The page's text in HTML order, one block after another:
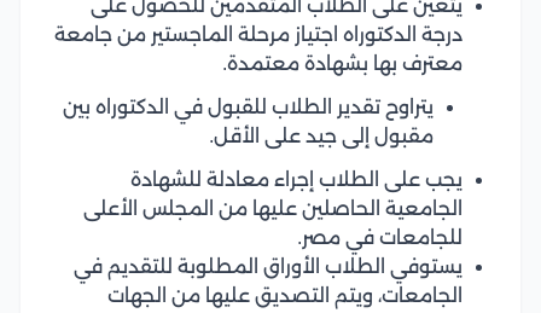
يتعين على الطلاب المتقدمين للحصول على
درجة الدكتوراه اجتياز مرحلة الماجستير من جامعة
معترف بها بشهادة معتمدة.
يتراوح تقدير الطلاب للقبول في الدكتوراه بين
مقبول إلى جيد على الأقل.
يجب على الطلاب إجراء معادلة للشهادة
الجامعية الحاصلين عليها من المجلس الأعلى
للجامعات في مصر.
يستوفي الطلاب الأوراق المطلوبة للتقديم في
الجامعات، ويتم التصديق عليها من الجهات